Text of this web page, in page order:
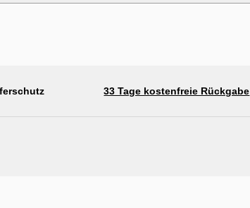
33 Tage kostenfreie Rückgabe